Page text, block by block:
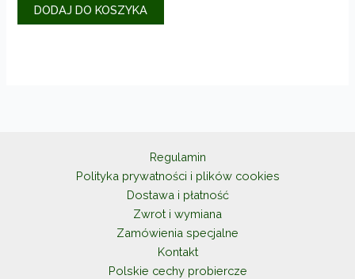
DODAJ DO KOSZYKA
Regulamin
Polityka prywatności i plików cookies
Dostawa i płatność
Zwrot i wymiana
Zamówienia specjalne
Kontakt
Polskie cechy probiercze